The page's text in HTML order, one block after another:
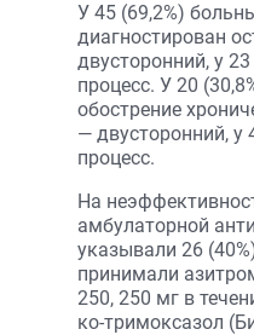
У 45 (69,2%)
диагностирован
двусторонний, у
процесс. У 20
обострение
— двусторонний, у
процесс.
На
амбулаторной
указывали 26
принимали
250, 250 мг в
ко-тримоксазол